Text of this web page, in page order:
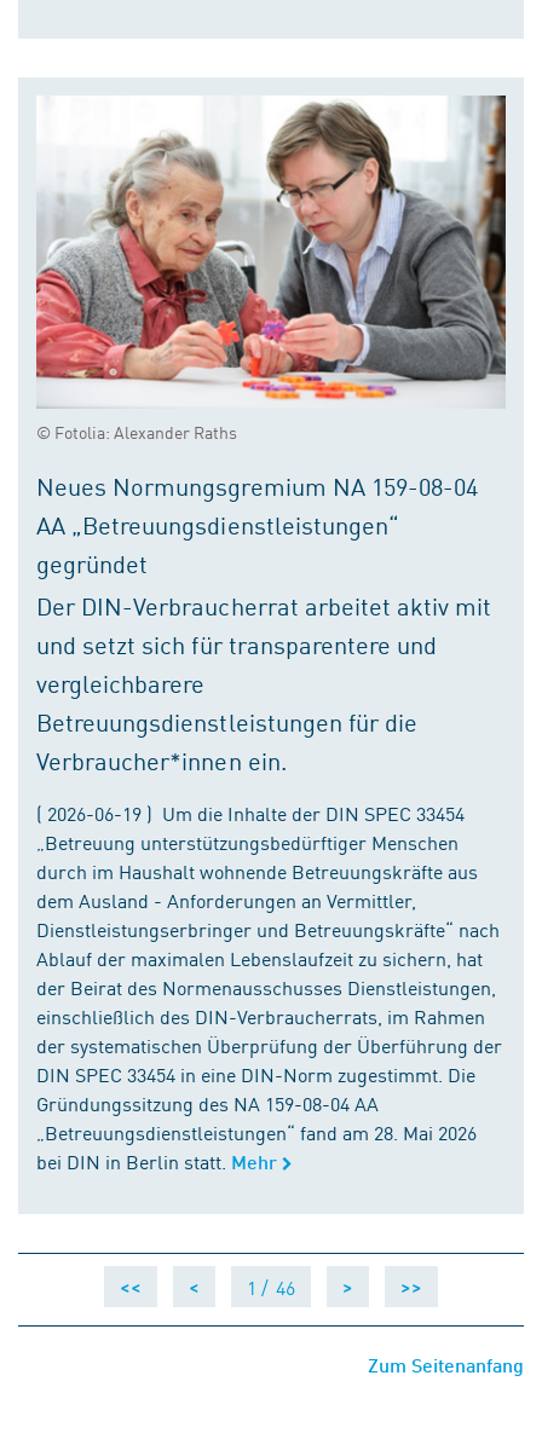
© Fotolia: Alexander Raths
Neues Normungsgremium NA 159-08-04
AA „Betreuungsdienstleistungen“
gegründet
Der DIN-Verbraucherrat arbeitet aktiv mit
und setzt sich für transparentere und
vergleichbarere
Betreuungsdienstleistungen für die
Verbraucher*innen ein.
( 2026-06-19 ) Um die Inhalte der DIN SPEC 33454
„Betreuung unterstützungsbedürftiger Menschen
durch im Haushalt wohnende Betreuungskräfte aus
dem Ausland - Anforderungen an Vermittler,
Dienstleistungserbringer und Betreuungskräfte“ nach
Ablauf der maximalen Lebenslaufzeit zu sichern, hat
der Beirat des Normenausschusses Dienstleistungen,
einschließlich des DIN-Verbraucherrats, im Rahmen
der systematischen Überprüfung der Überführung der
DIN SPEC 33454 in eine DIN-Norm zugestimmt. Die
Gründungssitzung des NA 159-08-04 AA
„Betreuungsdienstleistungen“ fand am 28. Mai 2026
bei DIN in Berlin statt. Mehr
<< < 1 / 46 > >>
Zum Seitenanfang